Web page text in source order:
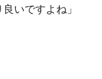
いですよね」